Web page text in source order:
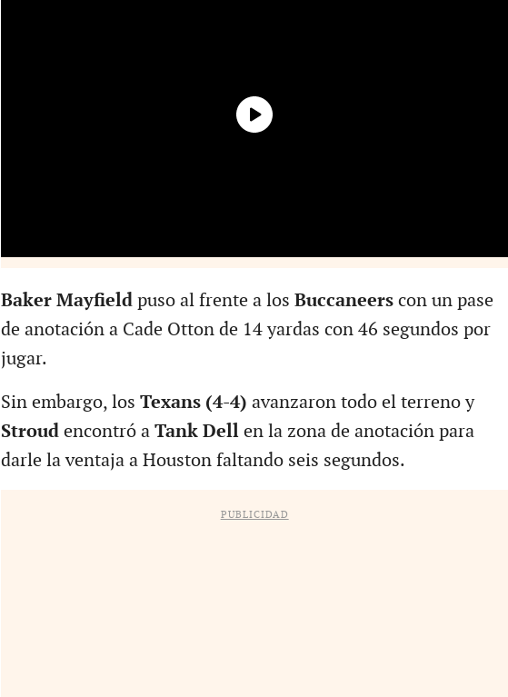
Baker Mayfieldpuso al frente a los Buccaneers con un pase
de anotación a Cade Otton de 14 yardas con 46 segundos por
jugar.
Sin embargo, los Texans (4-4) avanzaron todo el terreno y
Stroud encontró a Tank Dellen la zona de anotación para
darle la ventaja a Houston faltando seis segundos.
PUBLICIDAD